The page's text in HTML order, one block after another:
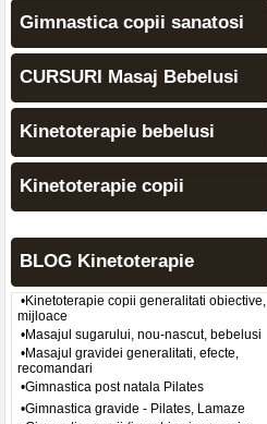
Gimnastica copii sanatosi
CURSURI Masaj Bebelusi
Kinetoterapie bebelusi
Kinetoterapie copii
BLOG Kinetoterapie
•Kinetoterapie copii generalitati obiective,
mijloace
•Masajul sugarului, nou-nascut, bebelusi
•Masajul gravidei generalitati, efecte,
recomandari
•Gimnastica post natala Pilates
•Gimnastica gravide - Pilates, Lamaze